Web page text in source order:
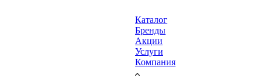
Каталог
Бренды
Акции
Услуги
Компания